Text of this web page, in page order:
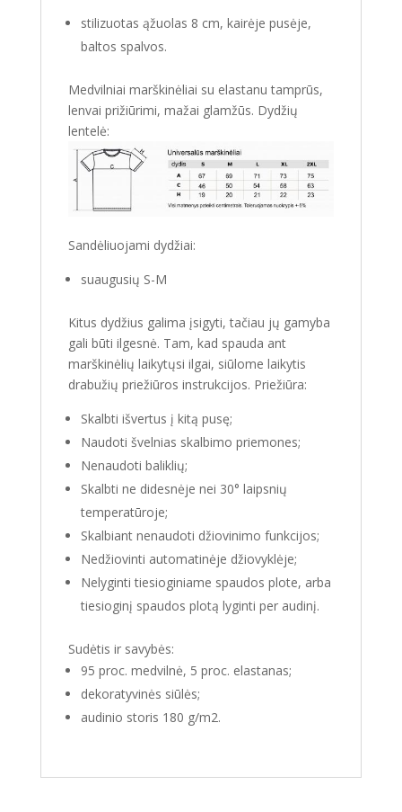
stilizuotas ąžuolas 8 cm, kairėje pusėje,
baltos spalvos.
Medvilniai marškinėliai su elastanu tamprūs,
lenvai prižiūrimi, mažai glamžūs. Dydžių
lentelė:
Sandėliuojami dydžiai:
suaugusių S-M
Kitus dydžius galima įsigyti, tačiau jų gamyba
gali būti ilgesnė. Tam, kad spauda ant
marškinėlių laikytųsi ilgai, siūlome laikytis
drabužių priežiūros instrukcijos. Priežiūra:
Skalbti išvertus į kitą pusę;
Naudoti švelnias skalbimo priemones;
Nenaudoti baliklių;
Skalbti ne didesnėje nei 30° laipsnių
temperatūroje;
Skalbiant nenaudoti džiovinimo funkcijos;
Nedžiovinti automatinėje džiovyklėje;
Nelyginti tiesioginiame spaudos plote, arba
tiesioginį spaudos plotą lyginti per audinį.
Sudėtis ir savybės:
95 proc. medvilnė, 5 proc. elastanas;
dekoratyvinės siūlės;
audinio storis 180 g/m2.